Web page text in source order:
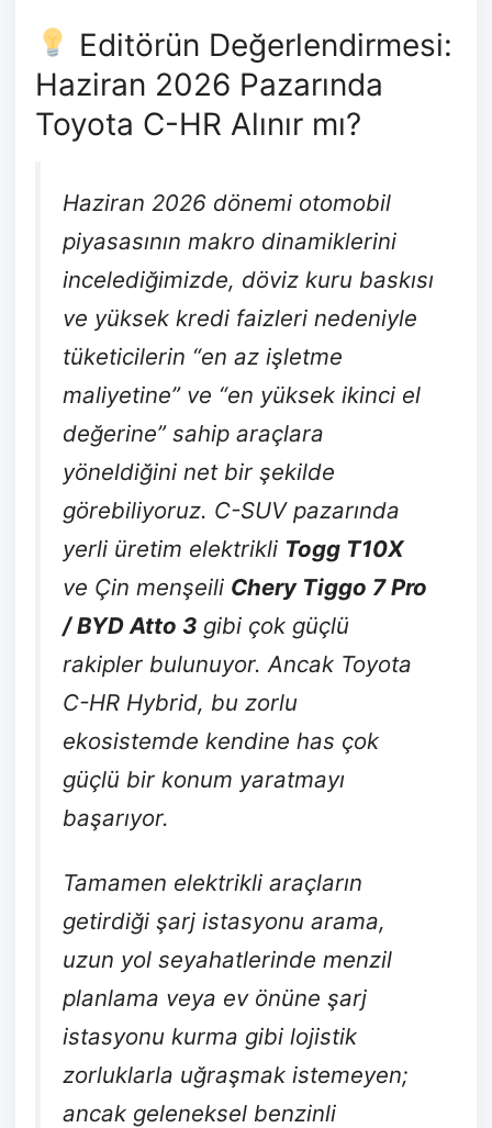
Editörün Değerlendirmesi:
Haziran 2026 Pazarında
Toyota C-HR Alınır mı?
Haziran 2026 dönemi otomobil
piyasasının makro dinamiklerini
incelediğimizde, döviz kuru baskısı
ve yüksek kredi faizleri nedeniyle
tüketicilerin “en az işletme
maliyetine” ve “en yüksek ikinci el
değerine” sahip araçlara
yöneldiğini net bir şekilde
görebiliyoruz. C-SUV pazarında
yerli üretim elektrikli Togg T10X
ve Çin menşeili Chery Tiggo 7 Pro
/ BYD Atto 3 gibi çok güçlü
rakipler bulunuyor. Ancak Toyota
C-HR Hybrid, bu zorlu
ekosistemde kendine has çok
güçlü bir konum yaratmayı
başarıyor.
Tamamen elektrikli araçların
getirdiği şarj istasyonu arama,
uzun yol seyahatlerinde menzil
planlama veya ev önüne şarj
istasyonu kurma gibi lojistik
zorluklarla uğraşmak istemeyen;
ancak geleneksel benzinli